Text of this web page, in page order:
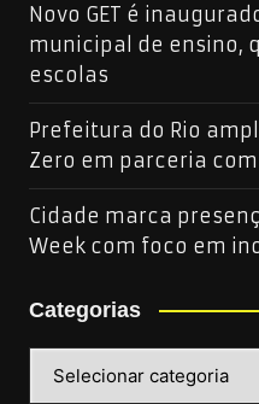
Novo GET é
municipal de ensino,
escolas
Prefeitura do Rio
Zero em parceria
Cidade marca
Week com foco em
Categorias